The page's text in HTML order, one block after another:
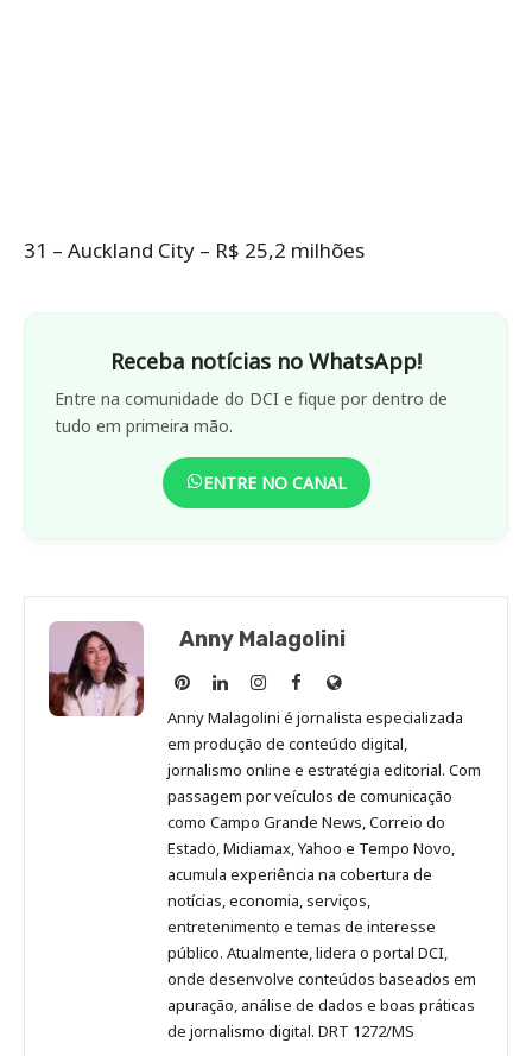
31 – Auckland City – R$ 25,2 milhões
Receba notícias no WhatsApp!
Entre na comunidade do DCI e fique por dentro de
tudo em primeira mão.
ENTRE NO CANAL
Anny Malagolini
Anny
Malagolini
no
Pinterest
Anny
Malagolini
no
LinkedIn
Anny
Malagolini
no
Instagram
Anny
Malagolini
no
Facebook
Site
de
Anny
Malagolini
Anny Malagolini é jornalista especializada
em produção de conteúdo digital,
jornalismo online e estratégia editorial. Com
passagem por veículos de comunicação
como Campo Grande News, Correio do
Estado, Midiamax, Yahoo e Tempo Novo,
acumula experiência na cobertura de
notícias, economia, serviços,
entretenimento e temas de interesse
público. Atualmente, lidera o portal DCI,
onde desenvolve conteúdos baseados em
apuração, análise de dados e boas práticas
de jornalismo digital. DRT 1272/MS